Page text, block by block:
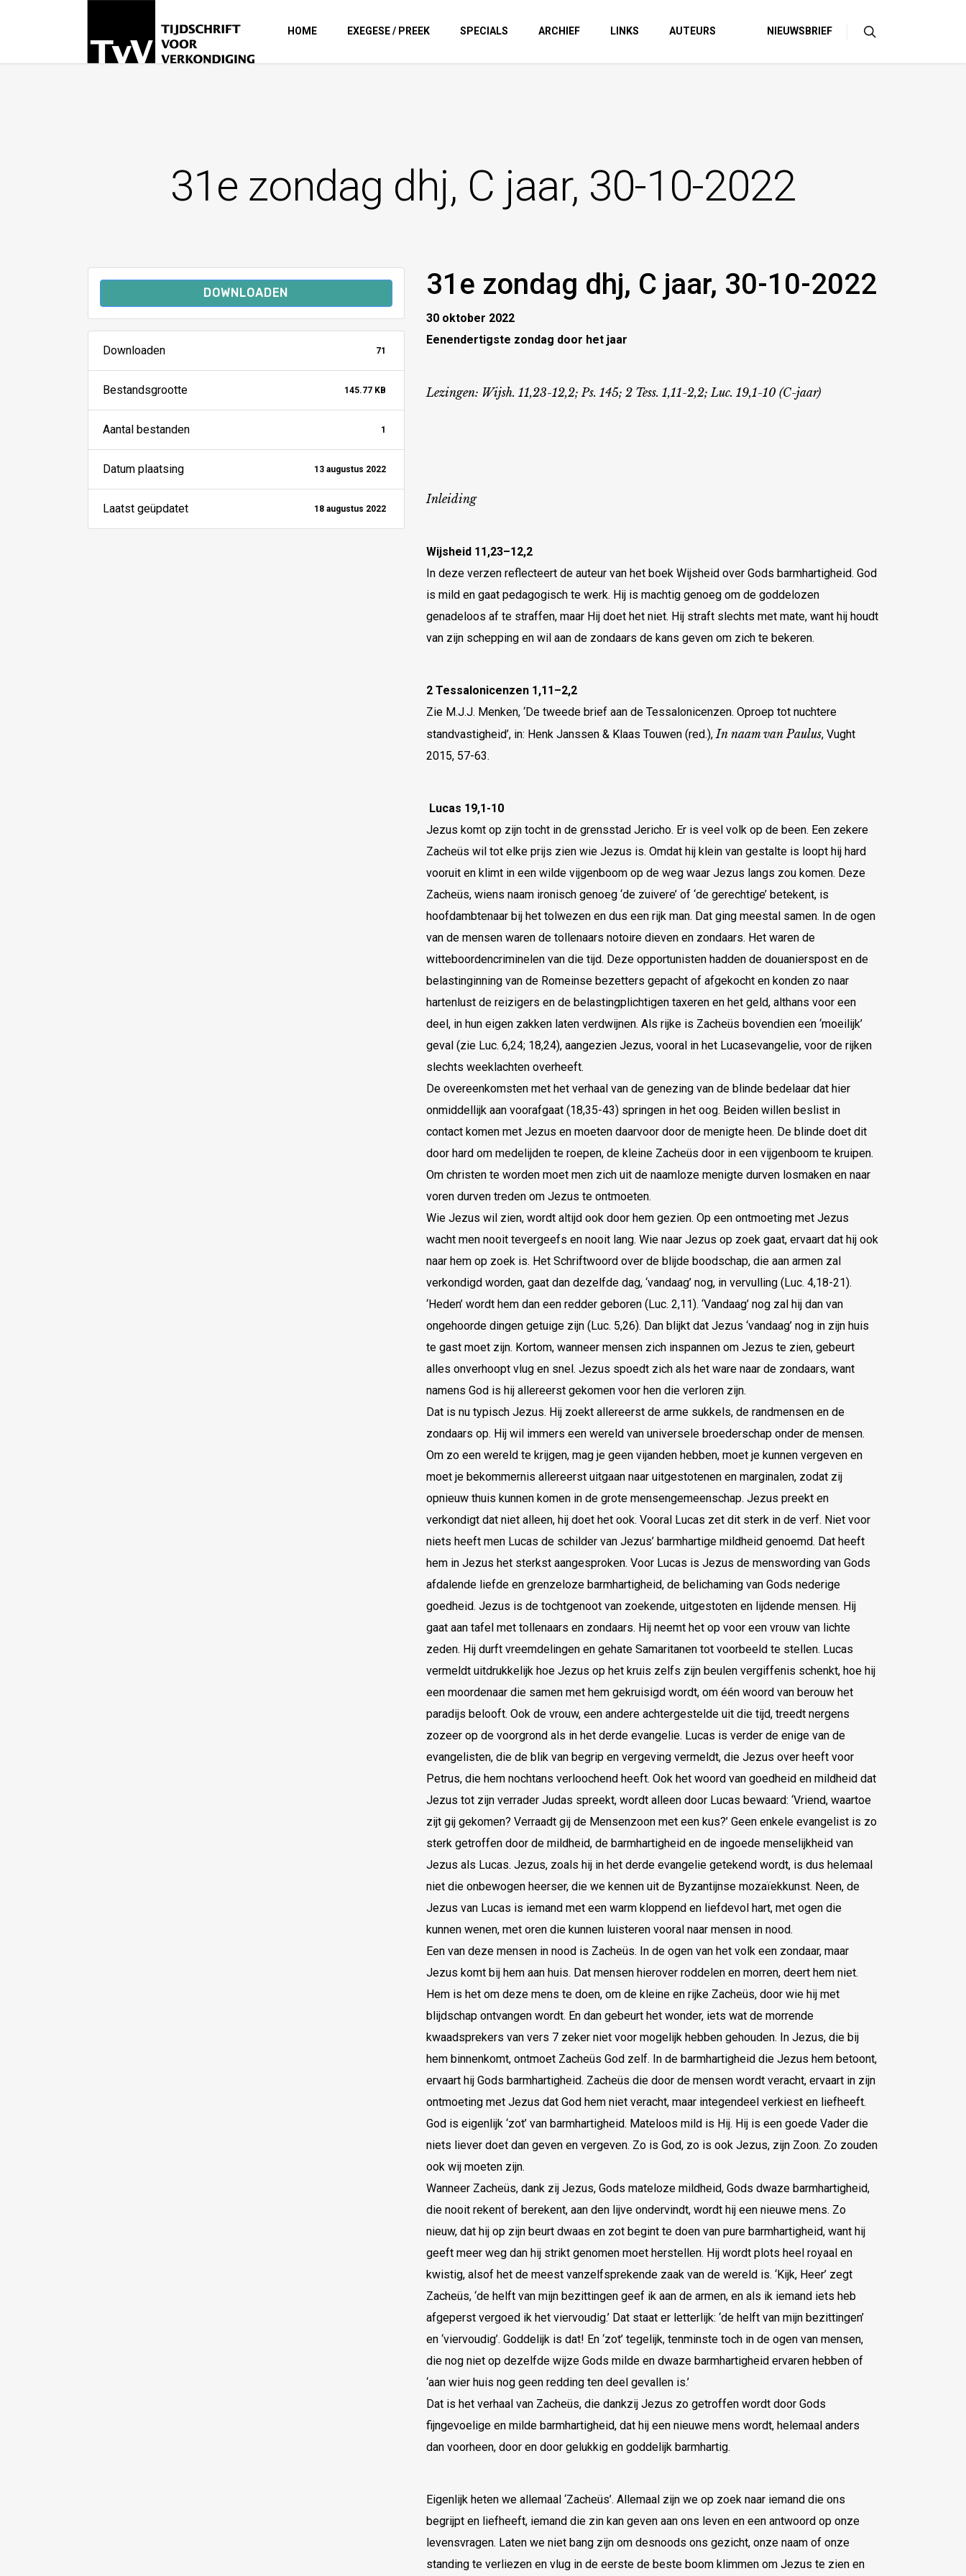
HOME EXEGESE / PREEK SPECIALS ARCHIEF LINKS AUTEURS NIEUWSBRIEF
31e zondag dhj, C jaar, 30-10-2022
DOWNLOADEN
Downloaden 71
Bestandsgrootte 145.77 KB
Aantal bestanden 1
Datum plaatsing 13 augustus 2022
Laatst geüpdatet 18 augustus 2022
31e zondag dhj, C jaar, 30-10-2022
30 oktober 2022
Eenendertigste zondag door het jaar
Lezingen: Wijsh. 11,23-12,2; Ps. 145; 2 Tess. 1,11-2,2; Luc. 19,1-10 (C-jaar)
Inleiding
Wijsheid 11,23–12,2
In deze verzen reflecteert de auteur van het boek Wijsheid over Gods barmhartigheid. God
is mild en gaat pedagogisch te werk. Hij is machtig genoeg om de goddelozen
genadeloos af te straffen, maar Hij doet het niet. Hij straft slechts met mate, want hij houdt
van zijn schepping en wil aan de zondaars de kans geven om zich te bekeren.
2 Tessalonicenzen 1,11–2,2
Zie M.J.J. Menken, ‘De tweede brief aan de Tessalonicenzen. Oproep tot nuchtere
standvastigheid’, in: Henk Janssen & Klaas Touwen (red.),In naam van Paulus, Vught
2015, 57-63.
Lucas 19,1-10
Jezus komt op zijn tocht in de grensstad Jericho. Er is veel volk op de been. Een zekere
Zacheüs wil tot elke prijs zien wie Jezus is. Omdat hij klein van gestalte is loopt hij hard
vooruit en klimt in een wilde vijgenboom op de weg waar Jezus langs zou komen. Deze
Zacheüs, wiens naam ironisch genoeg ‘de zuivere’ of ‘de gerechtige’ betekent, is
hoofdambtenaar bij het tolwezen en dus een rijk man. Dat ging meestal samen. In de ogen
van de mensen waren de tollenaars notoire dieven en zondaars. Het waren de
witteboordencriminelen van die tijd. Deze opportunisten hadden de douanierspost en de
belastinginning van de Romeinse bezetters gepacht of afgekocht en konden zo naar
hartenlust de reizigers en de belastingplichtigen taxeren en het geld, althans voor een
deel, in hun eigen zakken laten verdwijnen. Als rijke is Zacheüs bovendien een ‘moeilijk’
geval (zie Luc. 6,24; 18,24), aangezien Jezus, vooral in het Lucasevangelie, voor de rijken
slechts weeklachten overheeft.
De overeenkomsten met het verhaal van de genezing van de blinde bedelaar dat hier
onmiddellijk aan voorafgaat (18,35-43) springen in het oog. Beiden willen beslist in
contact komen met Jezus en moeten daarvoor door de menigte heen. De blinde doet dit
door hard om medelijden te roepen, de kleine Zacheüs door in een vijgenboom te kruipen.
Om christen te worden moet men zich uit de naamloze menigte durven losmaken en naar
voren durven treden om Jezus te ontmoeten.
Wie Jezus wil zien, wordt altijd ook door hem gezien. Op een ontmoeting met Jezus
wacht men nooit tevergeefs en nooit lang. Wie naar Jezus op zoek gaat, ervaart dat hij ook
naar hem op zoek is. Het Schriftwoord over de blijde boodschap, die aan armen zal
verkondigd worden, gaat dan dezelfde dag, ‘vandaag’ nog, in vervulling (Luc. 4,18-21).
‘Heden’ wordt hem dan een redder geboren (Luc. 2,11). ‘Vandaag’ nog zal hij dan van
ongehoorde dingen getuige zijn (Luc. 5,26). Dan blijkt dat Jezus ‘vandaag’ nog in zijn huis
te gast moet zijn. Kortom, wanneer mensen zich inspannen om Jezus te zien, gebeurt
alles onverhoopt vlug en snel. Jezus spoedt zich als het ware naar de zondaars, want
namens God is hij allereerst gekomen voor hen die verloren zijn.
Dat is nu typisch Jezus. Hij zoekt allereerst de arme sukkels, de randmensen en de
zondaars op. Hij wil immers een wereld van universele broederschap onder de mensen.
Om zo een wereld te krijgen, mag je geen vijanden hebben, moet je kunnen vergeven en
moet je bekommernis allereerst uitgaan naar uitgestotenen en marginalen, zodat zij
opnieuw thuis kunnen komen in de grote mensengemeenschap. Jezus preekt en
verkondigt dat niet alleen, hij doet het ook. Vooral Lucas zet dit sterk in de verf. Niet voor
niets heeft men Lucas de schilder van Jezus’ barmhartige mildheid genoemd. Dat heeft
hem in Jezus het sterkst aangesproken. Voor Lucas is Jezus de menswording van Gods
afdalende liefde en grenzeloze barmhartigheid, de belichaming van Gods nederige
goedheid. Jezus is de tochtgenoot van zoekende, uitgestoten en lijdende mensen. Hij
gaat aan tafel met tollenaars en zondaars. Hij neemt het op voor een vrouw van lichte
zeden. Hij durft vreemdelingen en gehate Samaritanen tot voorbeeld te stellen. Lucas
vermeldt uitdrukkelijk hoe Jezus op het kruis zelfs zijn beulen vergiffenis schenkt, hoe hij
een moordenaar die samen met hem gekruisigd wordt, om één woord van berouw het
paradijs belooft. Ook de vrouw, een andere achtergestelde uit die tijd, treedt nergens
zozeer op de voorgrond als in het derde evangelie. Lucas is verder de enige van de
evangelisten, die de blik van begrip en vergeving vermeldt, die Jezus over heeft voor
Petrus, die hem nochtans verloochend heeft. Ook het woord van goedheid en mildheid dat
Jezus tot zijn verrader Judas spreekt, wordt alleen door Lucas bewaard: ‘Vriend, waartoe
zijt gij gekomen? Verraadt gij de Mensenzoon met een kus?’ Geen enkele evangelist is zo
sterk getroffen door de mildheid, de barmhartigheid en de ingoede menselijkheid van
Jezus als Lucas. Jezus, zoals hij in het derde evangelie getekend wordt, is dus helemaal
niet die onbewogen heerser, die we kennen uit de Byzantijnse mozaïekkunst. Neen, de
Jezus van Lucas is iemand met een warm kloppend en liefdevol hart, met ogen die
kunnen wenen, met oren die kunnen luisteren vooral naar mensen in nood.
Een van deze mensen in nood is Zacheüs. In de ogen van het volk een zondaar, maar
Jezus komt bij hem aan huis. Dat mensen hierover roddelen en morren, deert hem niet.
Hem is het om deze mens te doen, om de kleine en rijke Zacheüs, door wie hij met
blijdschap ontvangen wordt. En dan gebeurt het wonder, iets wat de morrende
kwaadsprekers van vers 7 zeker niet voor mogelijk hebben gehouden. In Jezus, die bij
hem binnenkomt, ontmoet Zacheüs God zelf. In de barmhartigheid die Jezus hem betoont,
ervaart hij Gods barmhartigheid. Zacheüs die door de mensen wordt veracht, ervaart in zijn
ontmoeting met Jezus dat God hem niet veracht, maar integendeel verkiest en liefheeft.
God is eigenlijk ‘zot’ van barmhartigheid. Mateloos mild is Hij. Hij is een goede Vader die
niets liever doet dan geven en vergeven. Zo is God, zo is ook Jezus, zijn Zoon. Zo zouden
ook wij moeten zijn.
Wanneer Zacheüs, dank zij Jezus, Gods mateloze mildheid, Gods dwaze barmhartigheid,
die nooit rekent of berekent, aan den lijve ondervindt, wordt hij een nieuwe mens. Zo
nieuw, dat hij op zijn beurt dwaas en zot begint te doen van pure barmhartigheid, want hij
geeft meer weg dan hij strikt genomen moet herstellen. Hij wordt plots heel royaal en
kwistig, alsof het de meest vanzelfsprekende zaak van de wereld is. ‘Kijk, Heer’ zegt
Zacheüs, ‘de helft van mijn bezittingen geef ik aan de armen, en als ik iemand iets heb
afgeperst vergoed ik het viervoudig.’ Dat staat er letterlijk: ‘de helft van mijn bezittingen’
en ‘viervoudig’. Goddelijk is dat! En ‘zot’ tegelijk, tenminste toch in de ogen van mensen,
die nog niet op dezelfde wijze Gods milde en dwaze barmhartigheid ervaren hebben of
‘aan wier huis nog geen redding ten deel gevallen is.’
Dat is het verhaal van Zacheüs, die dankzij Jezus zo getroffen wordt door Gods
fijngevoelige en milde barmhartigheid, dat hij een nieuwe mens wordt, helemaal anders
dan voorheen, door en door gelukkig en goddelijk barmhartig.
Eigenlijk heten we allemaal ‘Zacheüs’. Allemaal zijn we op zoek naar iemand die ons
begrijpt en liefheeft, iemand die zin kan geven aan ons leven en een antwoord op onze
levensvragen. Laten we niet bang zijn om desnoods ons gezicht, onze naam of onze
standing te verliezen en vlug in de eerste de beste boom klimmen om Jezus te zien en